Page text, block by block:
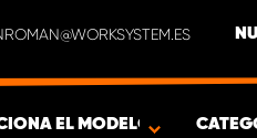
EL MODELO